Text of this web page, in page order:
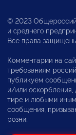
© 2023
и среднего
Все права
Комментарии на
требованиям
публикуем
и/или оскорбления,
тире и любыми
сообщения,
розни.